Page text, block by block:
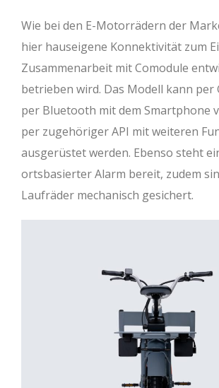
Wie bei den E-Motorrädern der
hier hauseigene Konnektivität zum
Zusammenarbeit mit Comodule
betrieben wird. Das Modell kann per
per Bluetooth mit dem Smartphone
per zugehöriger API mit weiteren
ausgerüstet werden. Ebenso steht
ortsbasierter Alarm bereit, zudem
Laufräder mechanisch gesichert.